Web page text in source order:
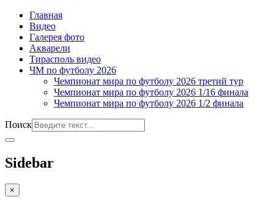
Главная
Видео
Галерея фото
Акварели
Тирасполь видео
ЧМ по футболу 2026
Чемпионат мира по футболу 2026 третий тур
Чемпионат мира по футболу 2026 1/16 финала
Чемпионат мира по футболу 2026 1/2 финала
Поиск
Sidebar
×